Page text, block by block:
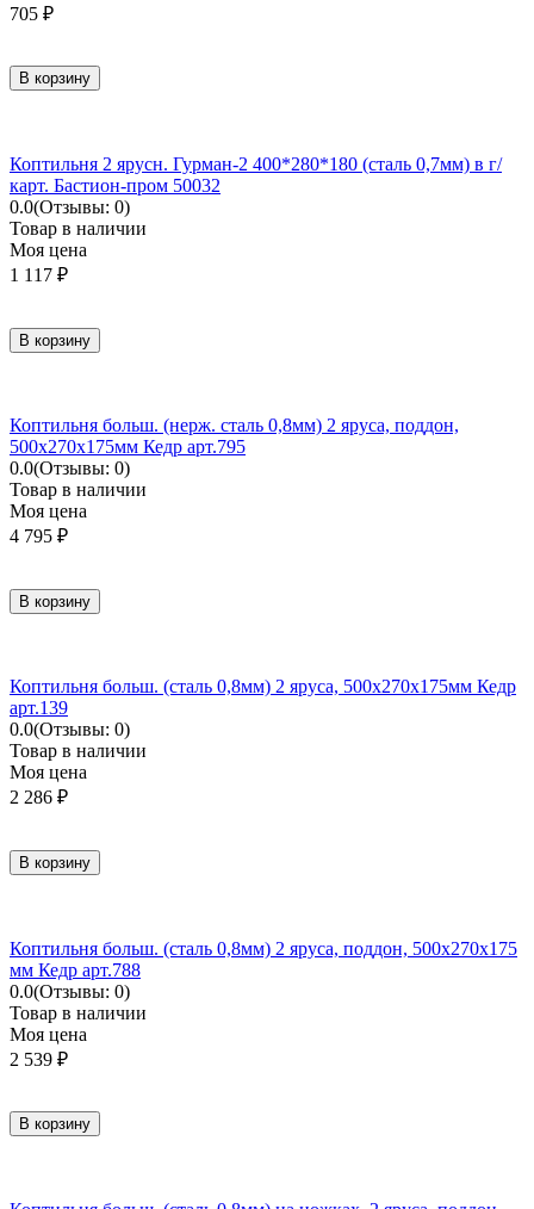
705 ₽
В корзину
Коптильня 2 ярусн. Гурман-2 400*280*180 (сталь 0,7мм) в г/
карт. Бастион-пром 50032
0.0(Отзывы: 0)
Товар в наличии
Моя цена
1 117 ₽
В корзину
Коптильня больш. (нерж. сталь 0,8мм) 2 яруса, поддон,
500х270х175мм Кедр арт.795
0.0(Отзывы: 0)
Товар в наличии
Моя цена
4 795 ₽
В корзину
Коптильня больш. (сталь 0,8мм) 2 яруса, 500х270х175мм Кедр
арт.139
0.0(Отзывы: 0)
Товар в наличии
Моя цена
2 286 ₽
В корзину
Коптильня больш. (сталь 0,8мм) 2 яруса, поддон, 500х270х175
мм Кедр арт.788
0.0(Отзывы: 0)
Товар в наличии
Моя цена
2 539 ₽
В корзину